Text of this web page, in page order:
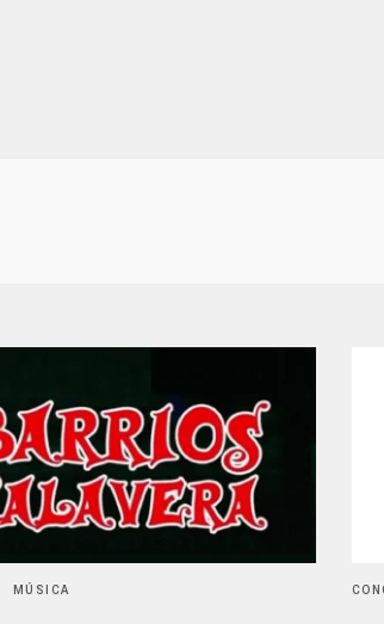
MÚSICA